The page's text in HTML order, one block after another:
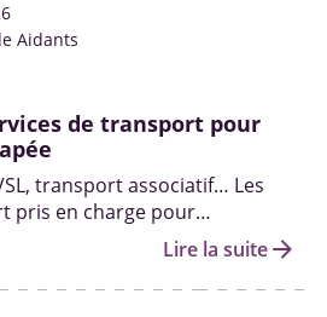
Aidants
de transport pour
transport associatif… Les
pris en charge pour
et les démarches pour en
Lire la suitearrow_forward